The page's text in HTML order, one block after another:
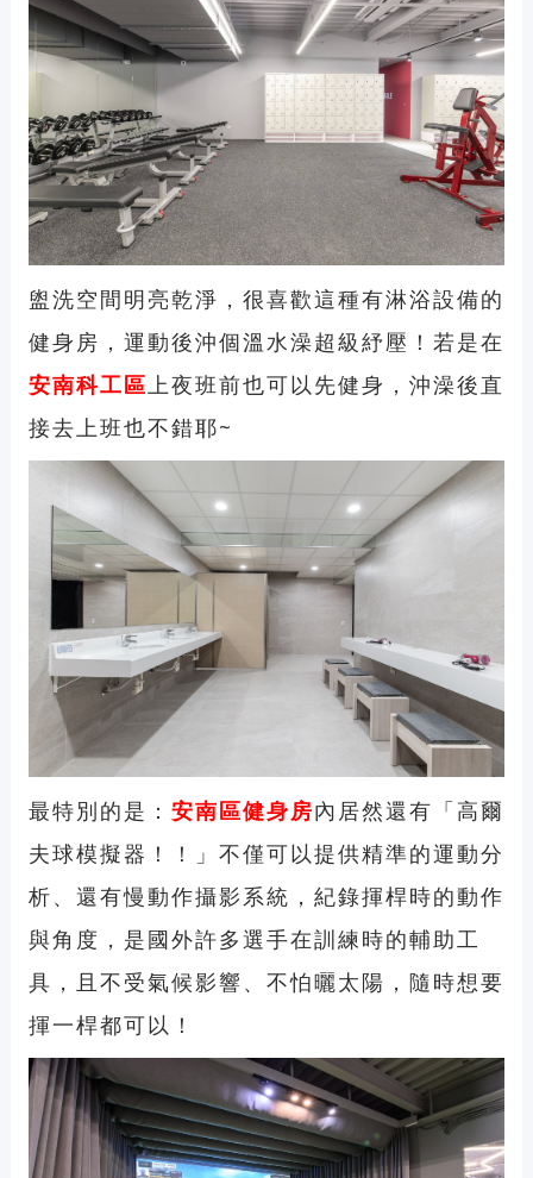
盥洗空間明亮乾淨，很喜歡這種有淋浴設備的
健身房，運動後沖個溫水澡超級紓壓！若是在
安南科工區 上夜班前也可以先健身，沖澡後直
接去上班也不錯耶~
最特別的是： 安南區健身房內居然還有「高爾
夫球模擬器！！」不僅可以提供精準的運動分
析、還有慢動作攝影系統，紀錄揮桿時的動作
與角度，是國外許多選手在訓練時的輔助工
具，且不受氣候影響、不怕曬太陽，隨時想要
揮一桿都可以！